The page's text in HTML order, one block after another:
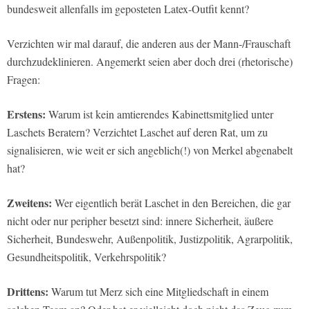
bundesweit allenfalls im geposteten Latex-Outfit kennt?
Verzichten wir mal darauf, die anderen aus der Mann-/Frauschaft
durchzudeklinieren. Angemerkt seien aber doch drei (rhetorische)
Fragen:
Erstens: Warum ist kein amtierendes Kabinettsmitglied unter
Laschets Beratern? Verzichtet Laschet auf deren Rat, um zu
signalisieren, wie weit er sich angeblich(!) von Merkel abgenabelt
hat?
Zweitens: Wer eigentlich berät Laschet in den Bereichen, die gar
nicht oder nur peripher besetzt sind: innere Sicherheit, äußere
Sicherheit, Bundeswehr, Außenpolitik, Justizpolitik, Agrarpolitik,
Gesundheitspolitik, Verkehrspolitik?
Drittens: Warum tut Merz sich eine Mitgliedschaft in einem